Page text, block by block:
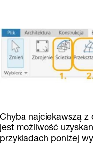
Chyba najciekawszą
jest możliwość
przykładach poniżej